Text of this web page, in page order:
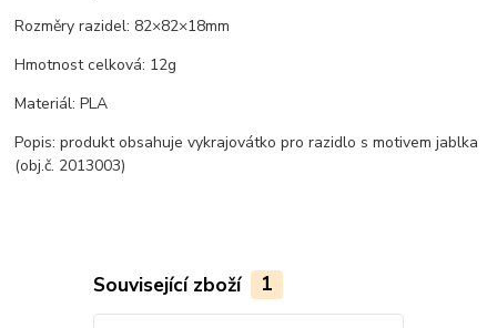
Rozměry razidel: 82×82×18mm
Hmotnost celková: 12g
Materiál: PLA
Popis: produkt obsahuje vykrajovátko pro razidlo s motivem jablka
(obj.č. 2013003)
Související zboží 1